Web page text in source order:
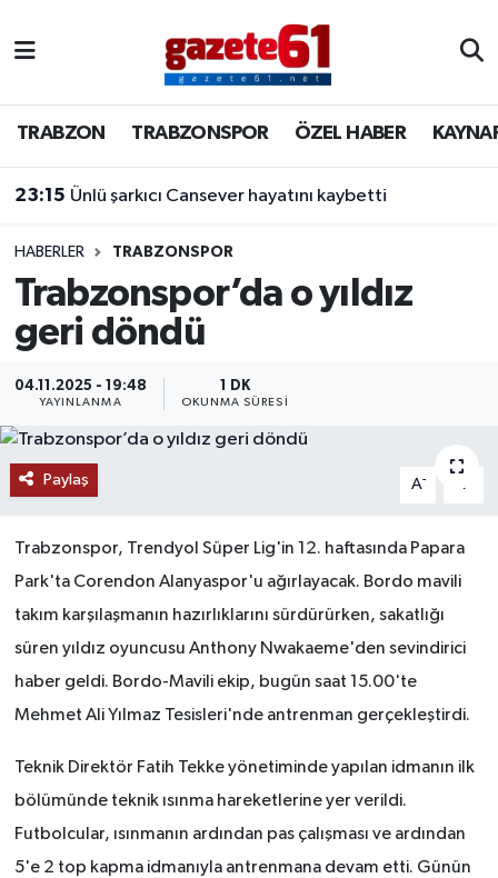
TRABZON TRABZONSPOR ÖZEL HABER
23:15 Ünlü şarkıcı Cansever hayatını kaybetti
HABERLER TRABZONSPOR
Trabzonspor’da o yıldız
geri döndü
04.11.2025 - 19:48
YAYINLANMA
1 DK
OKUNMA SÜRESI
Paylaş A- A
Trabzonspor, Trendyol Süper Lig'in 12. haftasında Papara
Park'ta Corendon Alanyaspor'u ağırlayacak. Bordo mavili
takım karşılaşmanın hazırlıklarını sürdürürken, sakatlığı
süren yıldız oyuncusu Anthony Nwakaeme'den sevindirici
haber geldi. Bordo-Mavili ekip, bugün saat 15.00'te
Mehmet Ali Yılmaz Tesisleri'nde antrenman gerçekleştirdi.
Teknik Direktör Fatih Tekke yönetiminde yapılan idmanın ilk
bölümünde teknik ısınma hareketlerine yer verildi.
Futbolcular, ısınmanın ardından pas çalışması ve ardından
5'e 2 top kapma idmanıyla antrenmana devam etti. Günün
TRABZONSPOR
ÖZEL HABER
KAYNAR KAZAN
SİYASET
Trabzon Nöbetçi Eczaneler
Trabzon Hava Durumu
Trabzon Namaz Vakitleri
Trabzon Trafik Yoğunluk Haritası
Süper Lig Puan Durumu ve Fikstür
Haber Arşivi